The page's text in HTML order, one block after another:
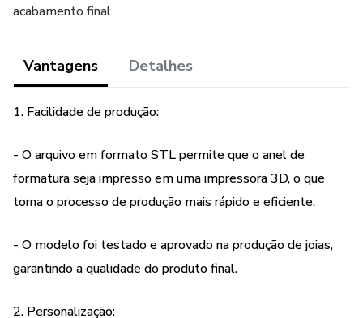
acabamento final
Vantagens Detalhes
1. Facilidade de produção:
- O arquivo em formato STL permite que o anel de
formatura seja impresso em uma impressora 3D, o que
torna o processo de produção mais rápido e eficiente.
- O modelo foi testado e aprovado na produção de joias,
garantindo a qualidade do produto final.
2. Personalização: